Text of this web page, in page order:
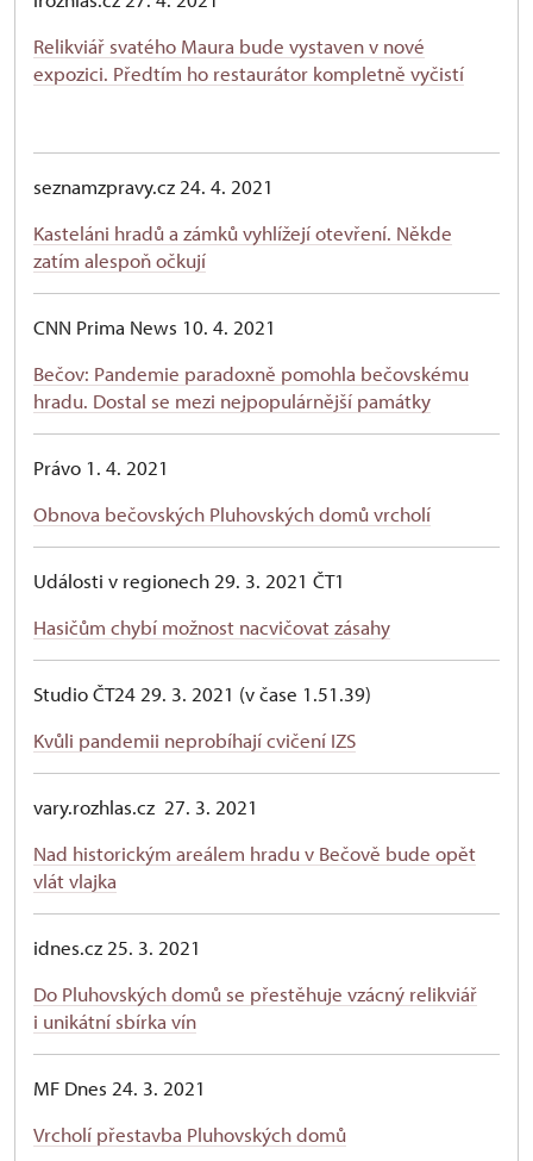
Relikviář svatého Maura bude vystaven v nové
expozici. Předtím ho restaurátor kompletně vyčistí
seznamzpravy.cz 24. 4. 2021
Kasteláni hradů a zámků vyhlížejí otevření. Někde
zatím alespoň očkují
CNN Prima News 10. 4. 2021
Bečov: Pandemie paradoxně pomohla bečovskému
hradu. Dostal se mezi nejpopulárnější památky
Právo 1. 4. 2021
Obnova bečovských Pluhovských domů vrcholí
Události v regionech 29. 3. 2021 ČT1
Hasičům chybí možnost nacvičovat zásahy
Studio ČT24 29. 3. 2021 (v čase 1.51.39)
Kvůli pandemii neprobíhají cvičení IZS
vary.rozhlas.cz 27. 3. 2021
Nad historickým areálem hradu v Bečově bude opět
vlát vlajka
idnes.cz 25. 3. 2021
Do Pluhovských domů se přestěhuje vzácný relikviář
i unikátní sbírka vín
MF Dnes 24. 3. 2021
Vrcholí přestavba Pluhovských domů